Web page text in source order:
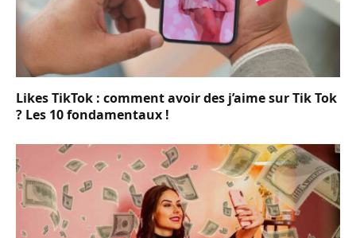
Likes TikTok : comment avoir des j’aime sur Tik Tok
? Les 10 fondamentaux !